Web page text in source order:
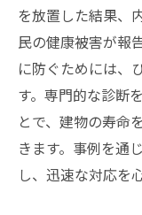
を放置した結果、
民の健康被害が報
に防ぐためには、
す。専門的な診断
とで、建物の寿命
きます。事例を通
し、迅速な対応を